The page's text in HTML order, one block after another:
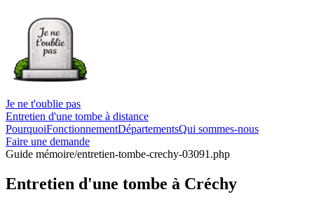
Je ne t'oublie pas
Entretien d'une tombe à distance
PourquoiFonctionnementDépartementsQui sommes-nous
Faire une demande
Guide mémoire/entretien-tombe-crechy-03091.php
Entretien d'une tombe à Créchy